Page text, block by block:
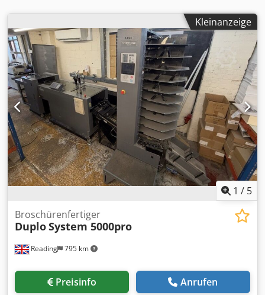
Kleinanzeige
1 / 5
Reading 795 km
Broschürenfertiger
DuploSystem 5000pro
Preisinfo Anrufen